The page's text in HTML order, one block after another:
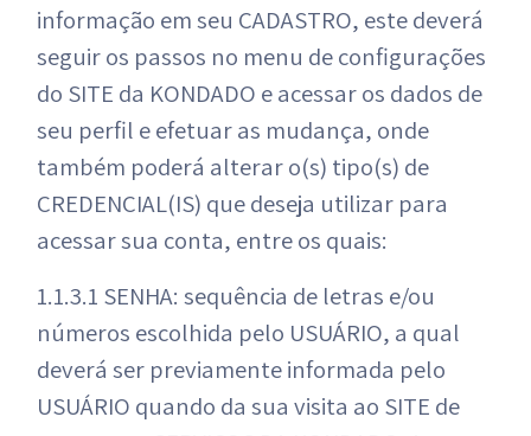
informação em seu CADASTRO, este deverá
seguir os passos no menu de configurações
do SITE da KONDADO e acessar os dados de
seu perfil e efetuar as mudança, onde
também poderá alterar o(s) tipo(s) de
CREDENCIAL(IS) que deseja utilizar para
acessar sua conta, entre os quais:
1.1.3.1 SENHA: sequência de letras e/ou
números escolhida pelo USUÁRIO, a qual
deverá ser previamente informada pelo
USUÁRIO quando da sua visita ao SITE de